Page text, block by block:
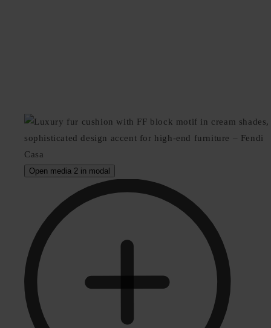
Open media 2 in modal